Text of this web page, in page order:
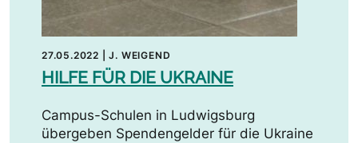
27.05.2022 |J. WEIGEND
HILFE FÜR DIE UKRAINE
Campus-Schulen in Ludwigsburg
übergeben Spendengelder für die Ukraine